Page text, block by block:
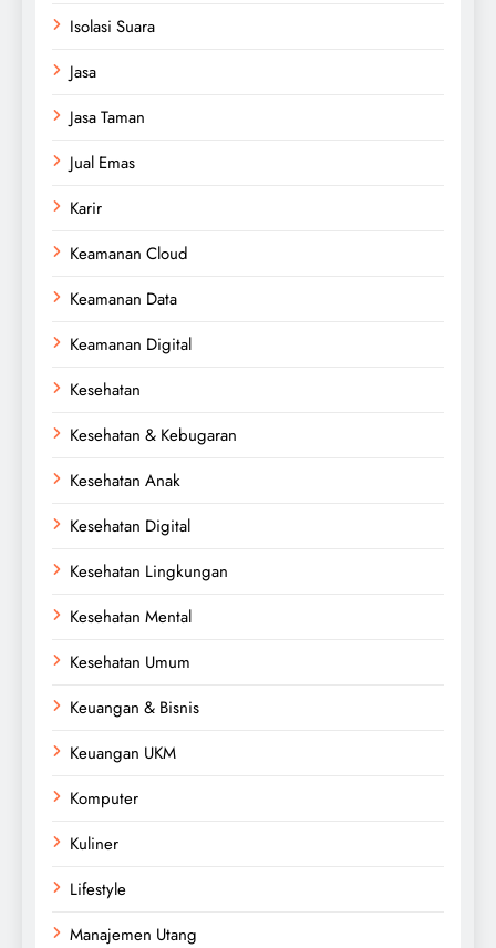
Isolasi Suara
Jasa
Jasa Taman
Jual Emas
Karir
Keamanan Cloud
Keamanan Data
Keamanan Digital
Kesehatan
Kesehatan & Kebugaran
Kesehatan Anak
Kesehatan Digital
Kesehatan Lingkungan
Kesehatan Mental
Kesehatan Umum
Keuangan & Bisnis
Keuangan UKM
Komputer
Kuliner
Lifestyle
Manajemen Utang